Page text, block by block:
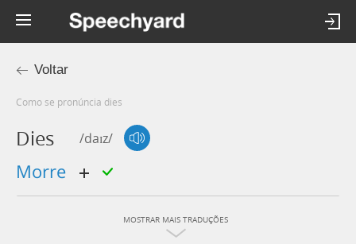
Voltar
Como se pronúncia dies
Dies /daɪz/
morre
MOSTRAR MAIS TRADUÇÕES